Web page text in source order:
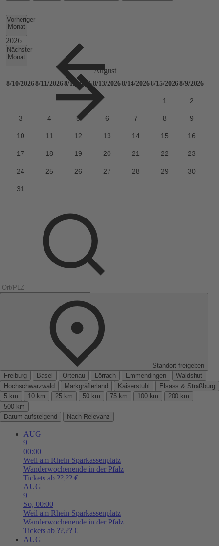
Vorheriger
Monat
Nächster
Monat
Standort freigeben
Freiburg
Basel Ortenau Lörrach Emmendingen
Waldshut
Hochschwarzwald
Markgräflerland Kaiserstuhl
Elsass & Straßburg
5 km
10 km 25 km 50 km 75 km 100 km
200 km
500 km
Datum aufsteigend
Nach Relevanz
AUG
9
00:00
Weil am Rhein Sparkassenplatz
Wanderwochenende in der Pfalz
Tickets ab ??,?? €
AUG
9
So, 00:00
Weil am Rhein Sparkassenplatz
Wanderwochenende in der Pfalz
Tickets ab ??,?? €
AUG